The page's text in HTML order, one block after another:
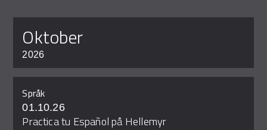
oktober
2026
Språk
01.10.26
Practica tu Español på Hellemyr